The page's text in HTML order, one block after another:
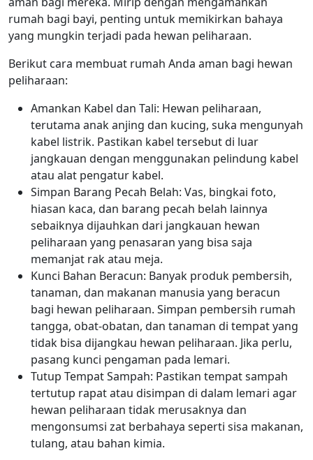
rumah bagi bayi, penting untuk memikirkan bahaya
yang mungkin terjadi pada hewan peliharaan.
Berikut cara membuat rumah Anda aman bagi hewan
peliharaan:
Amankan Kabel dan Tali: Hewan peliharaan,
terutama anak anjing dan kucing, suka mengunyah
kabel listrik. Pastikan kabel tersebut di luar
jangkauan dengan menggunakan pelindung kabel
atau alat pengatur kabel.
Simpan Barang Pecah Belah: Vas, bingkai foto,
hiasan kaca, dan barang pecah belah lainnya
sebaiknya dijauhkan dari jangkauan hewan
peliharaan yang penasaran yang bisa saja
memanjat rak atau meja.
Kunci Bahan Beracun: Banyak produk pembersih,
tanaman, dan makanan manusia yang beracun
bagi hewan peliharaan. Simpan pembersih rumah
tangga, obat-obatan, dan tanaman di tempat yang
tidak bisa dijangkau hewan peliharaan. Jika perlu,
pasang kunci pengaman pada lemari.
Tutup Tempat Sampah: Pastikan tempat sampah
tertutup rapat atau disimpan di dalam lemari agar
hewan peliharaan tidak merusaknya dan
mengonsumsi zat berbahaya seperti sisa makanan,
tulang, atau bahan kimia.